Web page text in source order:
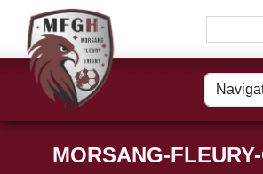
MORSANG-
Panneau de gestion des cookies